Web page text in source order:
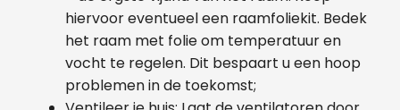
hiervoor eventueel een raamfoliekit. Bedek
het raam met folie om temperatuur en
vocht te regelen. Dit bespaart u een hoop
problemen in de toekomst;